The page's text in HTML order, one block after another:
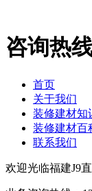
咨询热线
首页
关于我们
装修建材知
装修建材百
联系我们
欢迎光临福建J9